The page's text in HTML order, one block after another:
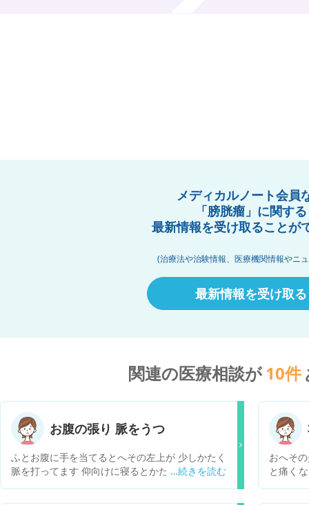
メディカルノート会員
「膀胱瘤」に関する
最新情報を受け取ることが
(治療法や治験情報、医療機関情報やニ
最新情報を受け取る
関連の医療相談が10件
お腹の張り 脈をうつ
ふとお腹に手を当てるとへその左上が 少しかたく
脈を打ってます 仰向けに寝るとかたいのは無くな
おへそ
と痛く